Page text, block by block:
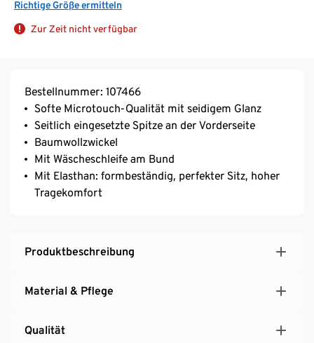
Richtige Größe ermitteln
Zur Zeit nicht verfügbar
Bestellnummer: 107466
Softe Microtouch-Qualität mit seidigem Glanz
Seitlich eingesetzte Spitze an der Vorderseite
Baumwollzwickel
Mit Wäscheschleife am Bund
Mit Elasthan: formbeständig, perfekter Sitz, hoher
Tragekomfort
Produktbeschreibung
Material & Pflege
Qualität